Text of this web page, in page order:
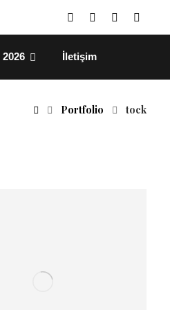
2026 İletişim
Portfolio tock